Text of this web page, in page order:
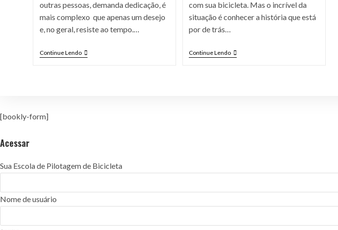
outras pessoas, demanda dedicação, é
mais complexo que apenas um desejo
e, no geral, resiste ao tempo.…
Continue Lendo
com sua bicicleta. Mas o incrível da
situação é conhecer a história que está
por de trás…
Continue Lendo
[bookly-form]
Acessar
Sua Escola de Pilotagem de Bicicleta
Nome de usuário